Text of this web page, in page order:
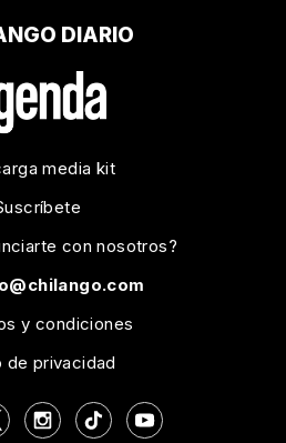
DIARIO
media kit
con nosotros?
y condiciones
de privacidad